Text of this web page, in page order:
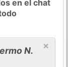
en el chat
×
N.